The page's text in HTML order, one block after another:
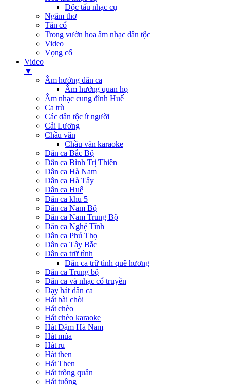
Độc tấu nhạc cụ
Ngâm thơ
Tân cổ
Trong vườn hoa âm nhạc dân tộc
Video
Vọng cổ
Video
▼
Âm hưởng dân ca
Âm hưởng quan họ
Âm nhạc cung đình Huế
Ca trù
Các dân tộc ít người
Cải Lương
Chầu văn
Chầu văn karaoke
Dân ca Bắc Bộ
Dân ca Bình Trị Thiên
Dân ca Hà Nam
Dân ca Hà Tây
Dân ca Huế
Dân ca khu 5
Dân ca Nam Bộ
Dân ca Nam Trung Bộ
Dân ca Nghệ Tĩnh
Dân ca Phú Thọ
Dân ca Tây Bắc
Dân ca trữ tình
Dân ca trữ tình quê hương
Dân ca Trung bộ
Dân ca và nhạc cổ truyền
Dạy hát dân ca
Hát bài chòi
Hát chèo
Hát chèo karaoke
Hát Dặm Hà Nam
Hát múa
Hát ru
Hát then
Hát Then
Hát trống quân
Hát tuồng